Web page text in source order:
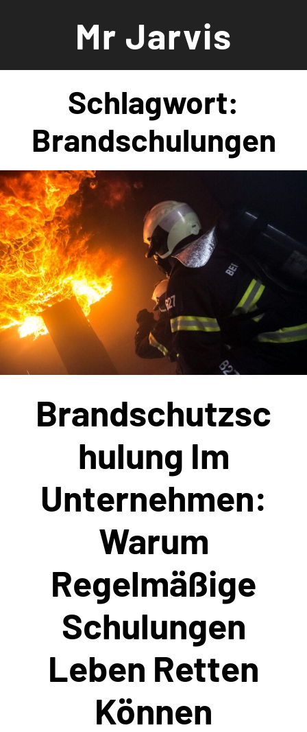
Mr Jarvis
Schlagwort:
Brandschulungen
Brandschutzsc
Hulung Im
Unternehmen:
Warum
Regelmäßige
Schulungen
Leben Retten
Können